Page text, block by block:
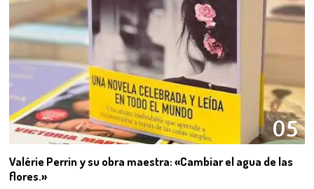
05
Valérie Perrin y su obra maestra: «Cambiar el agua de las
flores.»